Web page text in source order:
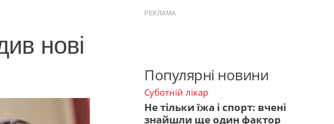
нові
РЕКЛАМА
Популярні новини
Суботній лікар
Не тільки їжа і спорт: вчені
знайшли ще один фактор